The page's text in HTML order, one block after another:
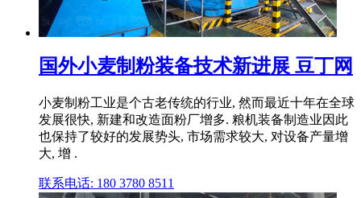
国外小麦制粉装备技术新进展 豆丁网
小麦制粉工业是个古老传统的行业, 然而最近十年在全球
发展很快, 新建和改造面粉厂增多. 粮机装备制造业因此
也保持了较好的发展势头, 市场需求较大, 对设备产量增
大, 增 .
联系电话: 180 3780 8511